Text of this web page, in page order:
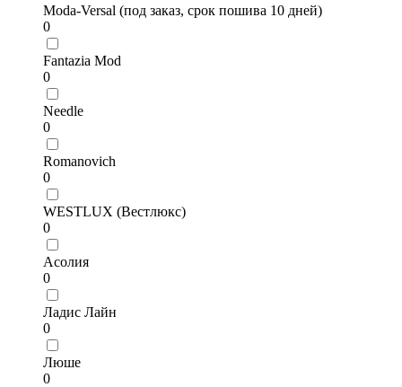
Moda-Versal (под заказ, срок пошива 10 дней)
0
Fantazia Mod
0
Needle
0
Romanovich
0
WESTLUX (Вестлюкс)
0
Асолия
0
Ладис Лайн
0
Люше
0